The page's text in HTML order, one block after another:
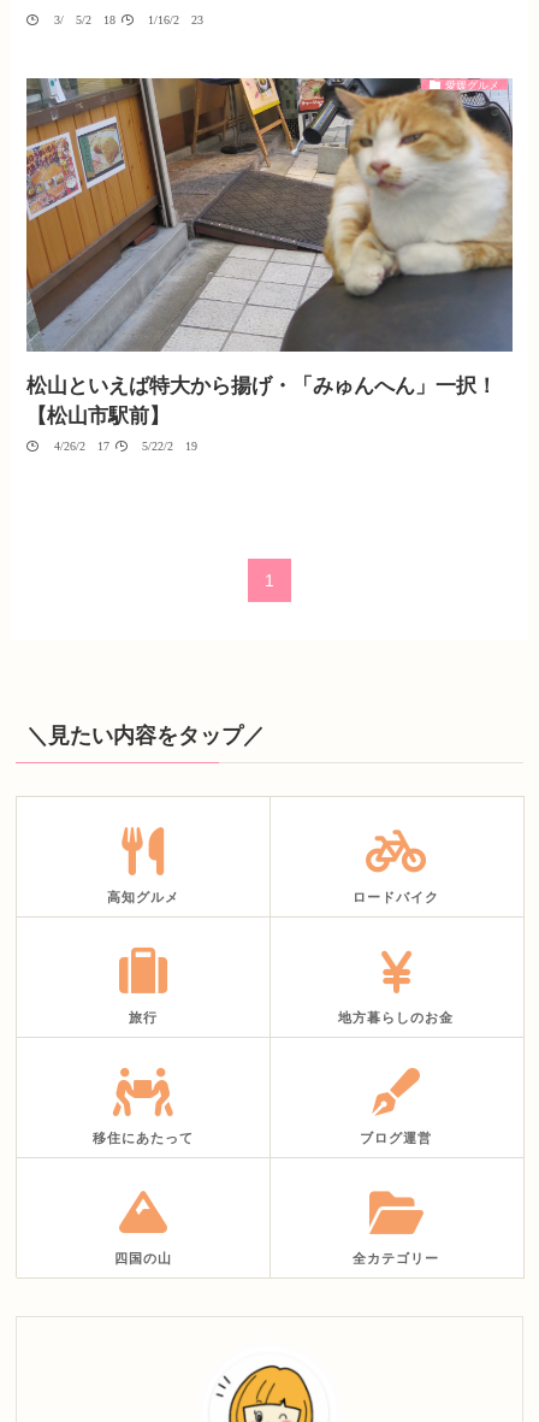
03/05/2018 01/16/2023
愛媛グルメ
松山といえば特大から揚げ・「みゅんへん」一択！
【松山市駅前】
04/26/2017 05/22/2019
1
＼見たい内容をタップ／
高知グルメ ロードバイク
旅行 地方暮らしのお金
移住にあたって ブログ運営
四国の山 全カテゴリー